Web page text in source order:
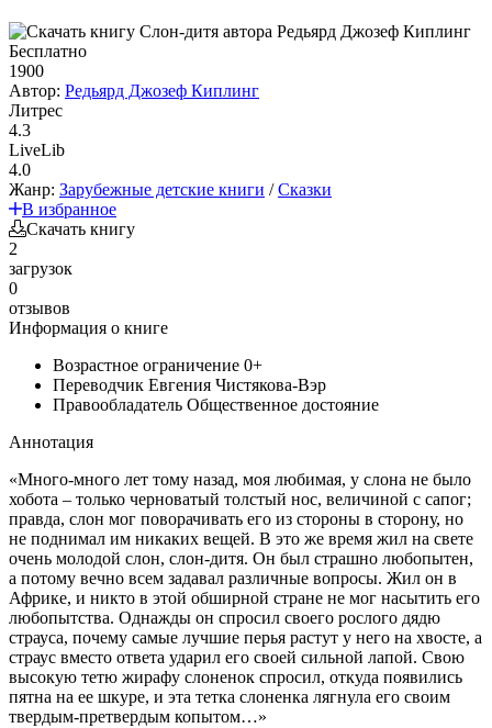
Бесплатно
1900
Автор: Редьярд Джозеф Киплинг
Литрес
4.3
LiveLib
4.0
Жанр: Зарубежные детские книги /Сказки
В избранное
Скачать книгу
2
загрузок
0
отзывов
Информация о книге
Возрастное ограничение 0+
Переводчик Евгения Чистякова-Вэр
Правообладатель Общественное достояние
Аннотация
«Много-много лет тому назад, моя любимая, у слона не было
хобота – только черноватый толстый нос, величиной с сапог;
правда, слон мог поворачивать его из стороны в сторону, но
не поднимал им никаких вещей. В это же время жил на свете
очень молодой слон, слон-дитя. Он был страшно любопытен,
а потому вечно всем задавал различные вопросы. Жил он в
Африке, и никто в этой обширной стране не мог насытить его
любопытства. Однажды он спросил своего рослого дядю
страуса, почему самые лучшие перья растут у него на хвосте, а
страус вместо ответа ударил его своей сильной лапой. Свою
высокую тетю жирафу слоненок спросил, откуда появились
пятна на ее шкуре, и эта тетка слоненка лягнула его своим
твердым-претвердым копытом…»